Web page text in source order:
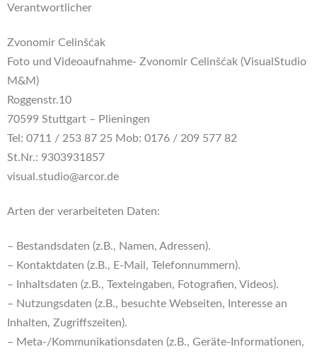
Verantwortlicher
Zvonomir Celinšćak
Foto und Videoaufnahme- Zvonomir Celinšćak (VisualStudio
M&M)
Roggenstr.10
70599 Stuttgart – Plieningen
Tel: 0711 / 253 87 25 Mob: 0176 / 209 577 82
St.Nr.: 9303931857
visual.studio@arcor.de
Arten der verarbeiteten Daten:
– Bestandsdaten (z.B., Namen, Adressen).
– Kontaktdaten (z.B., E-Mail, Telefonnummern).
– Inhaltsdaten (z.B., Texteingaben, Fotografien, Videos).
– Nutzungsdaten (z.B., besuchte Webseiten, Interesse an
Inhalten, Zugriffszeiten).
– Meta-/Kommunikationsdaten (z.B., Geräte-Informationen,